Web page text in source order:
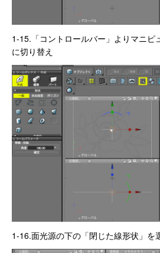
1-15.「コントロールバー」よりマニピ
に切り替え
1-16.面光源の下の「閉じた線形状」を